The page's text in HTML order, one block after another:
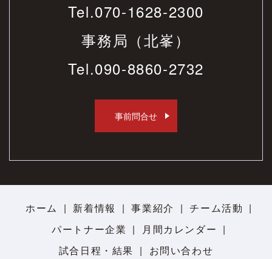
Tel.070-1628-2300
事務局（北峯）
Tel.090-8860-2732
事前問合せ
ホーム 新着情報 事業紹介
チーム活動
パートナー企業
月間カレンダー
試合日程・結果
お問い合わせ